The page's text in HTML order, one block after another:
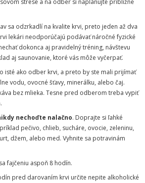
strese a na odber si naplánujte približne
sa odzrkadlí na kvalite krvi, preto jeden až dva
lekári neodporúčajú podávať náročné fyzické
dokonca aj pravidelný tréning, návštevu
aj saunovanie, ktoré vás môže vyčerpať.
isté ako odber krvi, a preto by ste mali prijímať
vodu, ovocné šťavy, minerálku, alebo čaj.
bez mlieka. Tesne pred odberom treba vypiť
nechoďte nalačno. Doprajte si ľahké
pečivo, chlieb, sucháre, ovocie, zeleninu,
džem, alebo med. Vyhnite sa potravinám
fajčeniu aspoň 8 hodín.
pred darovaním krvi určite nepite alkoholické